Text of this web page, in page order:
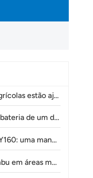
aprimorar as operações de pulverização de lavouras.
um drone agrícola?
para torres de energia em terrenos montanhosos.
abre uma nova rota da floresta ao ponto de coleta.